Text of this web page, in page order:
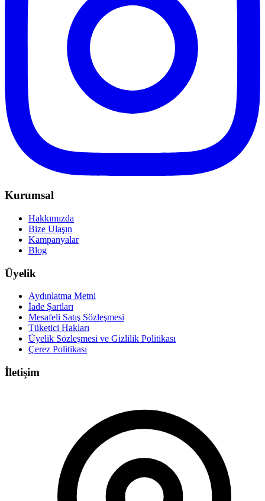
Kurumsal
Hakkımızda
Bize Ulaşın
Kampanyalar
Blog
Üyelik
Aydınlatma Metni
İade Şartları
Mesafeli Satış Sözleşmesi
Tüketici Hakları
Üyelik Sözleşmesi ve Gizlilik Politikası
Çerez Politikası
İletişim